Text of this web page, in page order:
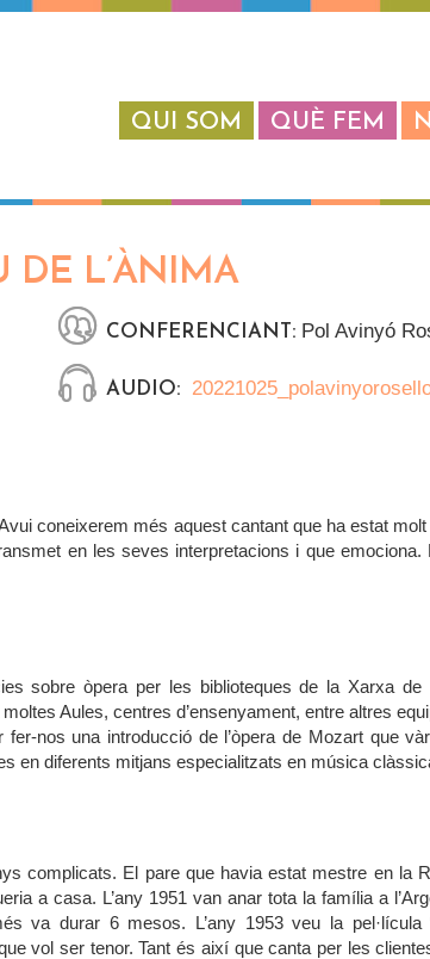
QUI SOM QUÈ FEM
DE L’ÀNIMA
CONFERENCIANT: Pol Avinyó
AUDIO:
coneixerem més aquest cantant que ha estat molt
en les seves interpretacions i que emociona.
sobre òpera per les biblioteques de la Xarxa de
Aules, centres d’ensenyament, entre altres
nos una introducció de l’òpera de Mozart que
en diferents mitjans especialitzats en música
complicats. El pare que havia estat mestre en la
a casa. L’any 1951 van anar tota la família a
va durar 6 mesos. L’any 1953 veu la pel·lícula
vol ser tenor. Tant és així que canta per les